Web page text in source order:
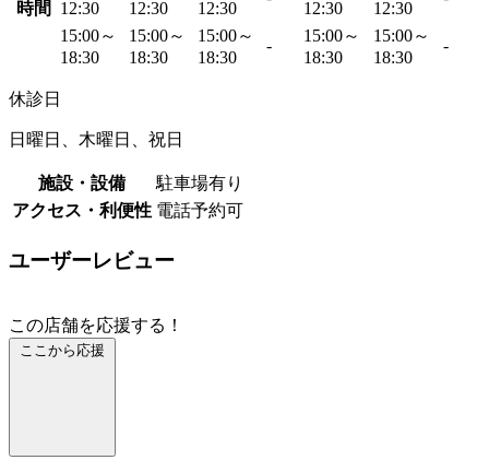
時間 12:30 12:30 12:30 12:30 12:30
15:00～
18:30
15:00～
18:30
15:00～
18:30
-
15:00～
18:30
15:00～
18:30
-
休診日
日曜日、木曜日、祝日
施設・設備
駐車場有り
アクセス・利便性 電話予約可
ユーザーレビュー
この店舗を応援する！
ここから応援